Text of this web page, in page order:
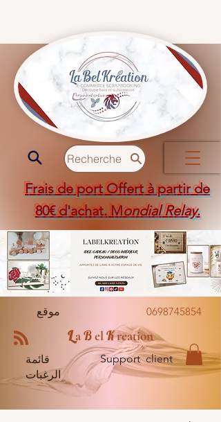
Recherche
Frais de port Offert à partir de
80€ d'achat. Mondial Relay.
موقع 0698745854
LaBelKreation
قائمة
الرغبات
Support client